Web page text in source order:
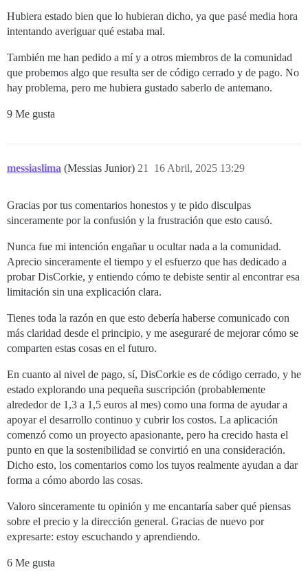
Hubiera estado bien que lo hubieran dicho, ya que pasé media hora
intentando averiguar qué estaba mal.
También me han pedido a mí y a otros miembros de la comunidad
que probemos algo que resulta ser de código cerrado y de pago. No
hay problema, pero me hubiera gustado saberlo de antemano.
9 Me gusta
messiaslima (Messias Junior) 16 Abril, 2025 13:29
21
Gracias por tus comentarios honestos y te pido disculpas
sinceramente por la confusión y la frustración que esto causó.
Nunca fue mi intención engañar u ocultar nada a la comunidad.
Aprecio sinceramente el tiempo y el esfuerzo que has dedicado a
probar DisCorkie, y entiendo cómo te debiste sentir al encontrar esa
limitación sin una explicación clara.
Tienes toda la razón en que esto debería haberse comunicado con
más claridad desde el principio, y me aseguraré de mejorar cómo se
comparten estas cosas en el futuro.
En cuanto al nivel de pago, sí, DisCorkie es de código cerrado, y he
estado explorando una pequeña suscripción (probablemente
alrededor de 1,3 a 1,5 euros al mes) como una forma de ayudar a
apoyar el desarrollo continuo y cubrir los costos. La aplicación
comenzó como un proyecto apasionante, pero ha crecido hasta el
punto en que la sostenibilidad se convirtió en una consideración.
Dicho esto, los comentarios como los tuyos realmente ayudan a dar
forma a cómo abordo las cosas.
Valoro sinceramente tu opinión y me encantaría saber qué piensas
sobre el precio y la dirección general. Gracias de nuevo por
expresarte: estoy escuchando y aprendiendo.
6 Me gusta